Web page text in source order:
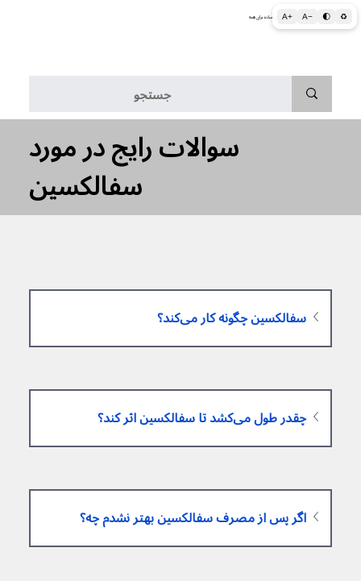
A+ A− 🌓 ♻ اطلاعات پزشکی و بهداشتی به زبان ساده برای همه
سوالات رایج در مورد
سفالکسین
سفالکسین چگونه کار می‌کند؟
چقدر طول می‌کشد تا سفالکسین اثر کند؟
اگر پس از مصرف سفالکسین بهتر نشدم چه؟